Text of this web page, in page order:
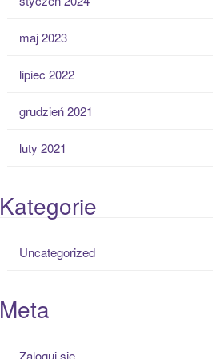
maj 2023
lipiec 2022
grudzień 2021
luty 2021
Kategorie
Uncategorized
Meta
Zaloguj się